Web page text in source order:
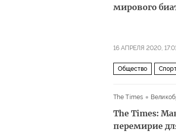
мирового
16 АПРЕЛЯ 2020,
Общество
The Times
The Times:
перемирие